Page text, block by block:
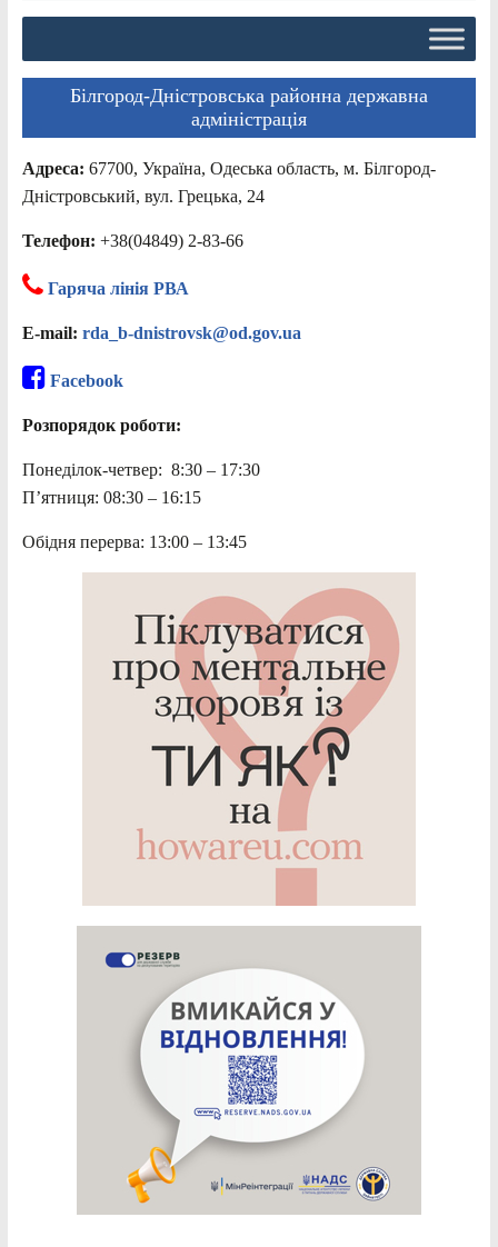
Білгород-Дністровська районна державна
адміністрація
Адреса: 67700, Україна, Одеська область, м. Білгород-
Дністровський, вул. Грецька, 24
Телефон: +38(04849) 2-83-66
Гаряча лінія РВА
E-mail: rda_b-dnistrovsk@od.gov.ua
Facebook
Розпорядок роботи:
Понеділок-четвер: 8:30 – 17:30
П’ятниця: 08:30 – 16:15
Обідня перерва: 13:00 – 13:45